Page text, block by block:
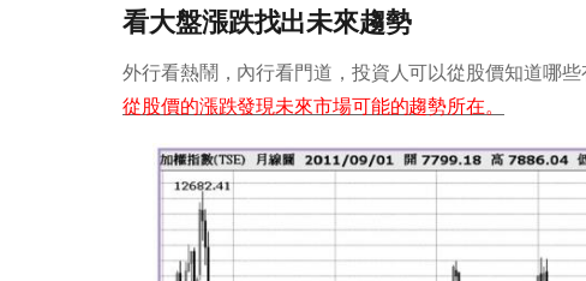
看大盤漲跌找出未來趨勢
外行看熱鬧，內行看門道，投資人可以從股價知道哪
從股價的漲跌發現未來市場可能的趨勢所在。